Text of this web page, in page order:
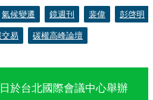
氣候變遷 鏡週刊 裴偉
彭啓明
易 碳權高峰論壇
於台北國際會議中心舉辦